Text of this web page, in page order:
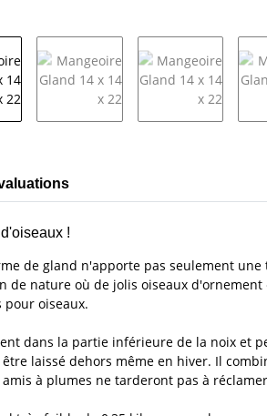
!
de gland n'apporte pas seulement
de nature où de jolis oiseaux
oiseaux.
dans la partie inférieure de la noix et
laissé dehors même en hiver. Il
à plumes ne tarderont pas à